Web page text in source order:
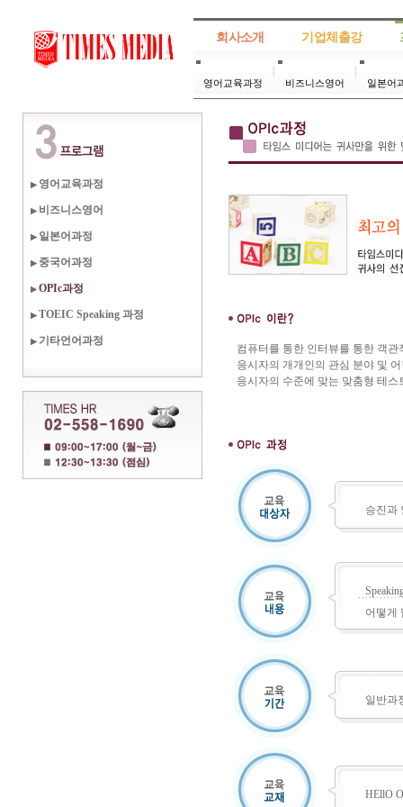
회사소개 기업체출강
영어교육과정 비즈니스영어 일본어
▶ 영어교육과정
▶ 비즈니스영어
▶ 일본어과정
▶ 중국어과정
▶ OPIc과정
▶ TOEIC Speaking 과정
▶ 기타언어과정
컴퓨터를 통한 인터뷰를 통한 객
응시자의 개개인의 관심 분야 및
응시자의 수준에 맞는 맞춤형 테스
승진과
어떻게
일반과
HEllO